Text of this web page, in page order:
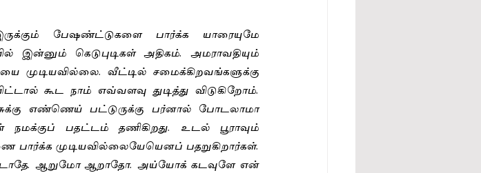
பேஷண்ட்டுகளை பார்க்க யாரையுமே
இன்னும் கெடுபுடிகள் அதிகம். அமராவதியும்
முடியவில்லை. வீட்டில் சமைக்கிறவங்களுக்கு
கூட நாம் எவ்வளவு துடித்து விடுகிறோம்.
எண்ணெய் பட்டுருக்கு பர்னால் போடலாமா
பதட்டம் தணிகிறது. உடல் பூராவும்
முடியவில்லையேயெனப் பதறுகிறார்கள்.
ஆறுமோ ஆறாதோ. அய்யோக் கடவுளே என்